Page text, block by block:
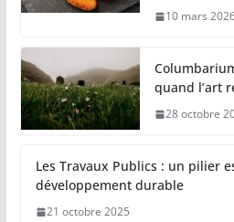
10 mars
quand l’art
28 octobre
Les Travaux Publics : un pilier
développement durable
21 octobre 2025